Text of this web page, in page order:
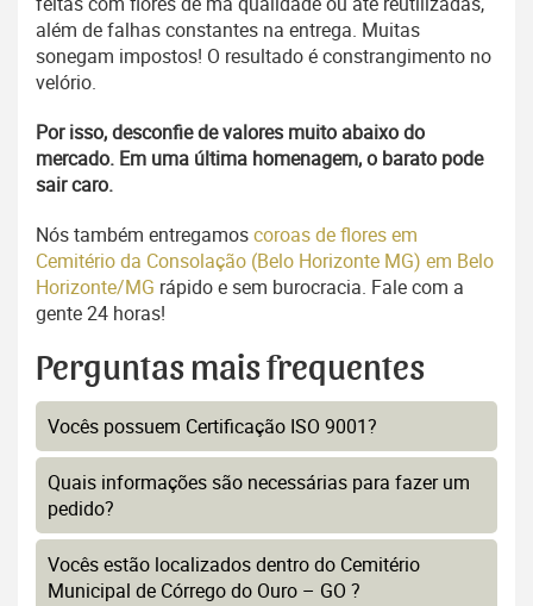
além de falhas constantes na entrega. Muitas
sonegam impostos! O resultado é constrangimento no
velório.
Por isso, desconfie de valores muito abaixo do
mercado. Em uma última homenagem, o barato pode
sair caro.
Nós também entregamoscoroas de flores em
Cemitério da Consolação (Belo Horizonte MG) em Belo
Horizonte/MG rápido e sem burocracia. Fale com a
gente 24 horas!
Perguntas mais frequentes
Vocês possuem Certificação ISO 9001?
Quais informações são necessárias para fazer um
pedido?
Vocês estão localizados dentro do Cemitério
Municipal de Córrego do Ouro – GO ?